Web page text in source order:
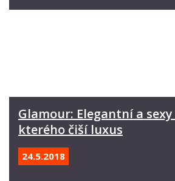
Glamour: Elegantní a
kterého čiší luxus
24.5.2018